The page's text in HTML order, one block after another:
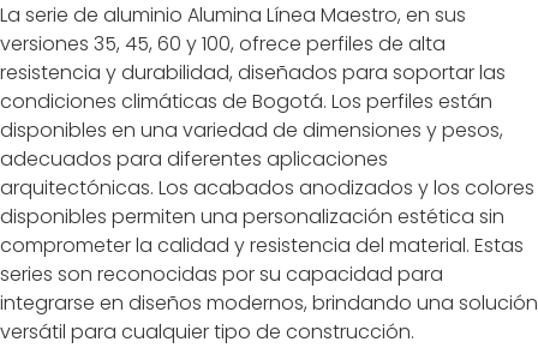
La serie de aluminio Alumina Línea Maestro, en sus
versiones 35, 45, 60 y 100, ofrece perfiles de alta
resistencia y durabilidad, diseñados para soportar las
condiciones climáticas de Bogotá. Los perfiles están
disponibles en una variedad de dimensiones y pesos,
adecuados para diferentes aplicaciones
arquitectónicas. Los acabados anodizados y los colores
disponibles permiten una personalización estética sin
comprometer la calidad y resistencia del material. Estas
series son reconocidas por su capacidad para
integrarse en diseños modernos, brindando una solución
versátil para cualquier tipo de construcción.